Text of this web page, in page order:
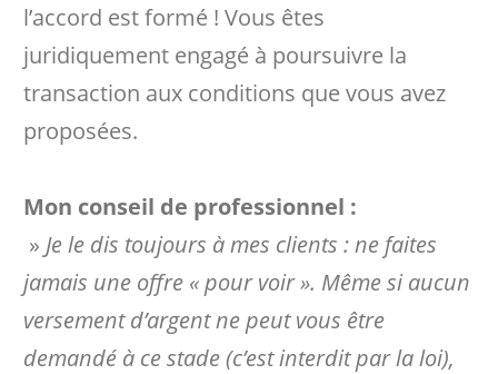
l’accord est formé ! Vous êtes
juridiquement engagé à poursuivre la
transaction aux conditions que vous avez
proposées.
Mon conseil de professionnel :
» Je le dis toujours à mes clients : ne faites
jamais une offre « pour voir ». Même si aucun
versement d’argent ne peut vous être
demandé à ce stade (c’est interdit par la loi),